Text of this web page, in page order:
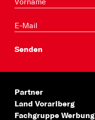
Partner
Land Vorarlberg
Fachgruppe Werbung